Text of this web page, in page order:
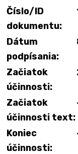
Číslo/ID
dokumentu:
Dátum
podpísania:
Začiatok
účinnosti:
Začiatok
účinnosti text:
Koniec
účinnosti: